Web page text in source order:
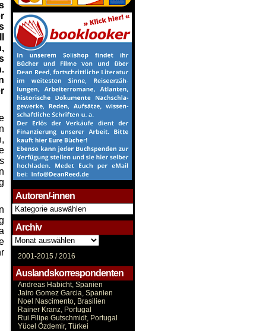
Autoren/-innen
Autoren/-
innen
Archiv
Archiv
2001-2015 /2016
Auslandskorrespondenten
Andreas Habicht, Spanien
Jairo Gomez Garcia, Spanien
Noel Nascimento, Brasilien
Rainer Kranz, Portugal
Rui Filipe Gutschmidt, Portugal
Yücel Özdemir, Türkei